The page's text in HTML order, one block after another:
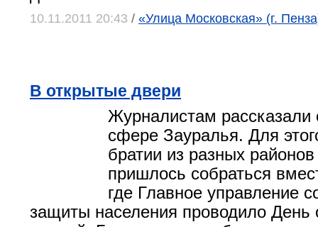
10.11.2011 20:43 / «Улица Московская» (г.
В открытые двери
Журналистам рассказали
сфере Зауралья. Для
братии из разных
пришлось собраться
где Главное управление
защиты населения проводило День